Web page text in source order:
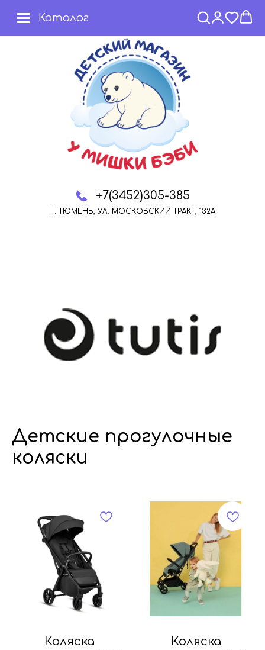
+7(3452)305-385
Г. ТЮМЕНЬ, УЛ. МОСКОВСКИЙ ТРАКТ, 132А
Каталог
Детские прогулочные
коляски
Коляска
Коляска